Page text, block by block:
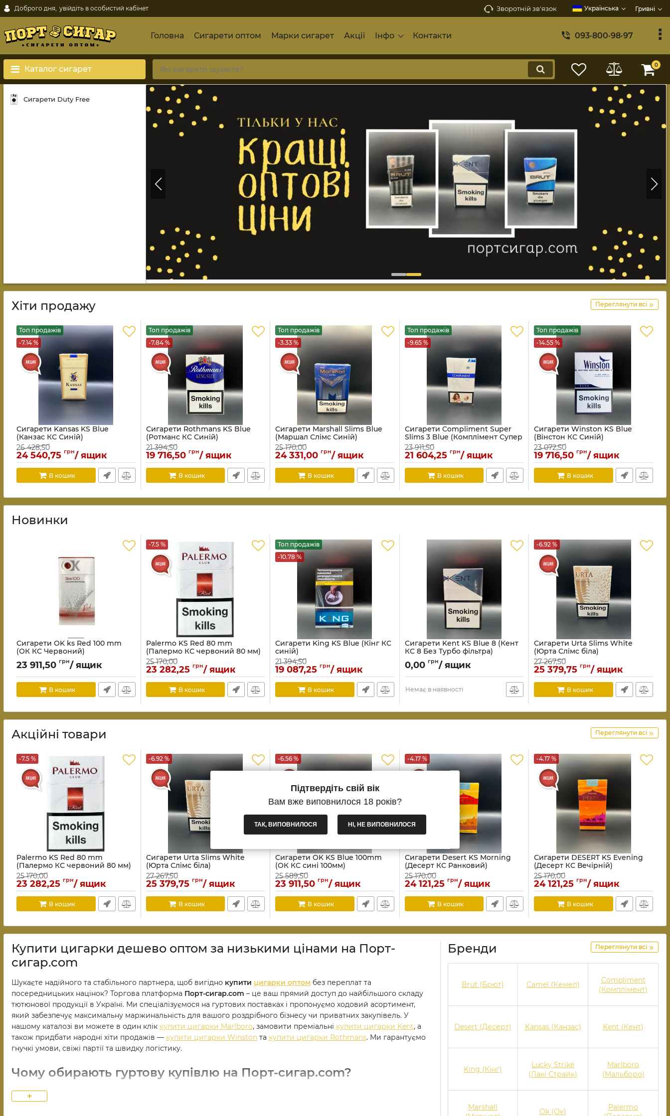
Доброго дня, увійдіть в особистий кабінет Зворотній зв'язок Українська Гривні
Головна Сигарети оптом Марки сигарет Акції Інфо Контакти 093·800·98·97
Каталог сигарет 0
Сигарети Duty Free
Хіти продажу Переглянути всі
Топ продажів
-7.14 %
Сигарети Kansas KS Blue
(Канзас КС Синій)
26 428,50
24 540,75 грн/ ящик
В кошик
Топ продажів
-7.84 %
Сигарети Rothmans KS Blue
(Ротманс КС Синій)
21 394,50
19 716,50 грн/ ящик
В кошик
Топ продажів
-3.33 %
Сигарети Marshall Slims Blue
(Маршал Слімс Cиній)
25 170,00
24 331,00 грн/ ящик
В кошик
Топ продажів
-9.65 %
Сигарети Compliment Super
Slims 3 Blue (Комплімент Супер
Слімс 3 Синій)
23 911,50
21 604,25 грн/ ящик
В кошик
Топ продажів
-14.55 %
Сигарети Winston KS Blue
(Вінстон КС Синій)
23 072,50
19 716,50 грн/ ящик
В кошик
Новинки
Сигарети OK ks Red 100 mm
(ОК КС Червоний)
23 911,50 грн/ ящик
В кошик
-7.5 %
Palermo KS Red 80 mm
(Палермо КС червоний 80 мм)
25 170,00
23 282,25 грн/ ящик
В кошик
Топ продажів
-10.78 %
Сигарети King KS Blue (Кінг КС
синій)
21 394,50
19 087,25 грн/ ящик
В кошик
Сигарети Kent KS Blue 8 (Кент
КС 8 Без Турбо фільтра)
0,00 грн/ ящик
Немає в наявності
-6.92 %
Сигарети Urta Slims White
(Юрта Слімс біла)
27 267,50
25 379,75 грн/ ящик
В кошик
Акційні товари Переглянути всі
-7.5 %
Palermo KS Red 80 mm
(Палермо КС червоний 80 мм)
25 170,00
23 282,25 грн/ ящик
В кошик
-6.92 %
Сигарети Urta Slims White
(Юрта Слімс біла)
27 267,50
25 379,75 грн/ ящик
В кошик
-6.56 %
Сигарети OK KS Blue 100mm
(ОК КC сині 100мм)
25 589,50
23 911,50 грн/ ящик
В кошик
-4.17 %
Сигарети Desert KS Morning
(Десерт КС Ранковий)
25 170,00
24 121,25 грн/ ящик
В кошик
-4.17 %
Сигарети DESERT KS Evening
(Десерт КС Вечірній)
25 170,00
24 121,25 грн/ ящик
В кошик
Купити цигарки дешево оптом за низькими цінами на Порт-
сигар.com
Шукаєте надійного та стабільного партнера, щоб вигідно купити цигарки оптом без переплат та
посередницьких націнок? Торгова платформа Порт-сигар.com – це ваш прямий доступ до найбільшого складу
тютюнової продукції в Україні. Ми спеціалізуємося на гуртових поставках і пропонуємо ходовий асортимент,
який забезпечує максимальну маржинальність для вашого роздрібного бізнесу чи приватних закупівель. У
нашому каталозі ви можете в один клік купити цигарки Marlboro, замовити преміальні купити цигарки Kent, а
також придбати народні хіти продажів — купити цигарки Winston та купити цигарки Rothmans. Ми гарантуємо
гнучкі умови, свіжі партії та швидку логістику.
Чому обирають гуртову купівлю на Порт-сигар.com?
Сучасний тютюновий ринок вимагає швидкості та чесних цін. Ми ламаємо звичні схеми перекупів і пропонуємо
+
Бренди Переглянути всі
Brut (Брют) Camel (Кемел)
Compliment
(Комплімент)
Desert (Десерт) Kansas (Канзас) Kent (Кент)
King (Кінг)
Lucky Strike
(Лакі Страйк)
Marlboro
(Мальборо)
Marshall
Ok (Ок)
Palermo
Підтвердіть свій вік
Вам вже виповнилося 18 років?
ТАК, ВИПОВНИЛОСЯ НІ, НЕ ВИПОВНИЛОСЯ